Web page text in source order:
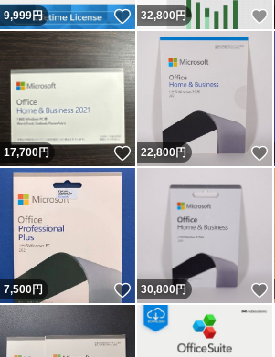
9,999円 いいね！
32,800 円
17,700円 いいね！
22,800円
7,500円 いいね！
30,800円